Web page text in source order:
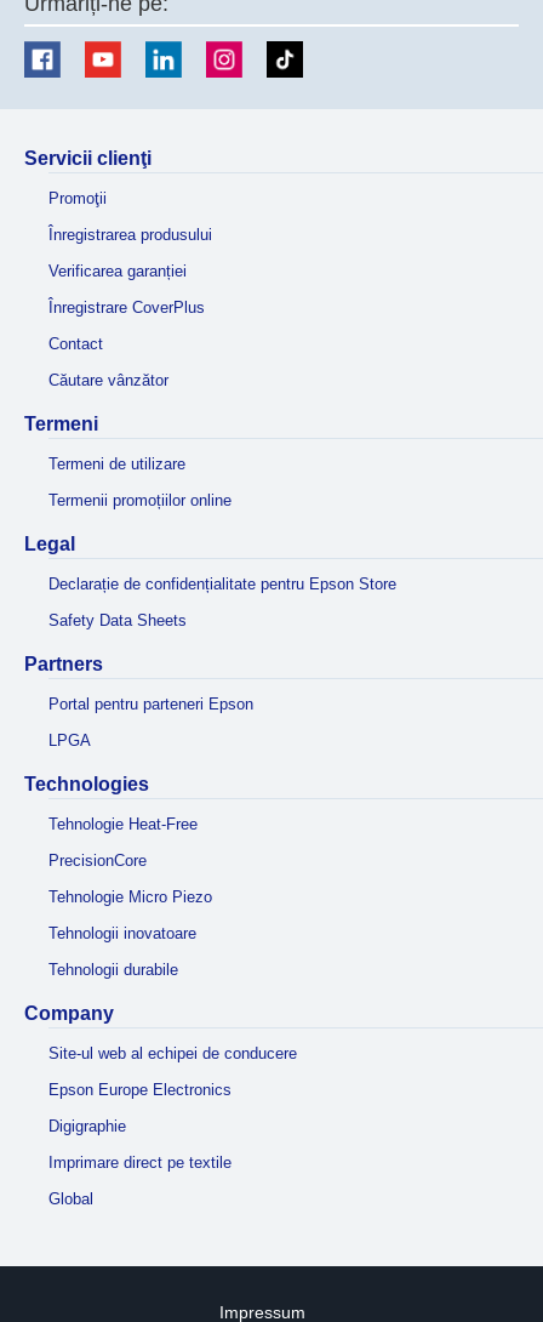
Servicii clienţi
Promoţii
Înregistrarea produsului
Verificarea garanției
Înregistrare CoverPlus
Contact
Căutare vânzător
Termeni
Termeni de utilizare
Termenii promoțiilor online
Legal
Declarație de confidențialitate pentru Epson Store
Safety Data Sheets
Partners
Portal pentru parteneri Epson
LPGA
Technologies
Tehnologie Heat-Free
PrecisionCore
Tehnologie Micro Piezo
Tehnologii inovatoare
Tehnologii durabile
Company
Site-ul web al echipei de conducere
Epson Europe Electronics
Digigraphie
Imprimare direct pe textile
Global
Impressum